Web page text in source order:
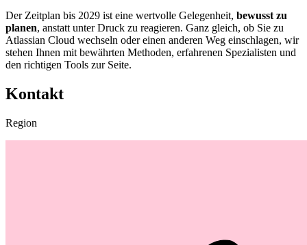
Der Zeitplan bis 2029 ist eine wertvolle Gelegenheit, bewusst zu
planen, anstatt unter Druck zu reagieren. Ganz gleich, ob Sie zu
Atlassian Cloud wechseln oder einen anderen Weg einschlagen, wir
stehen Ihnen mit bewährten Methoden, erfahrenen Spezialisten und
den richtigen Tools zur Seite.
Kontakt
Region